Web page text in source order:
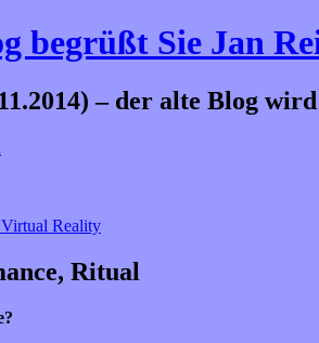
begrüßt Sie Jan
– der alte Blog
Reality
Ritual